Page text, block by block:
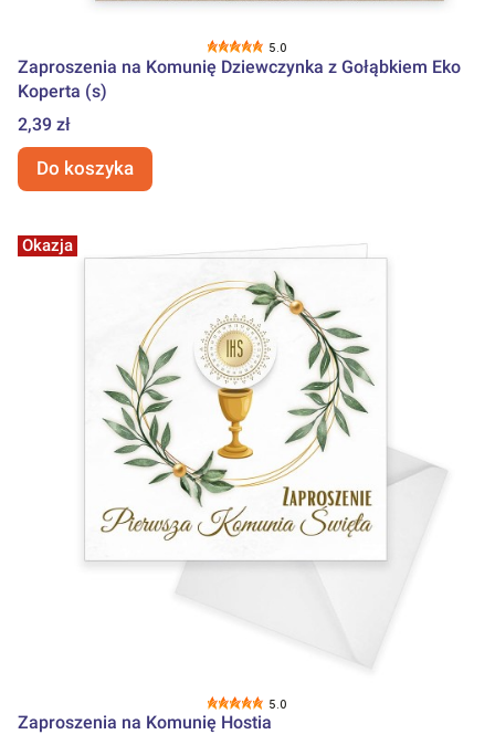
5.0
Zaproszenia na Komunię Dziewczynka z Gołąbkiem Eko
Koperta (s)
Cena
2,39 zł
Do koszyka
Okazja
5.0
Zaproszenia na Komunię Hostia